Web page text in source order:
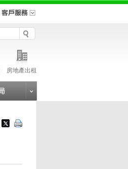
房地產出租